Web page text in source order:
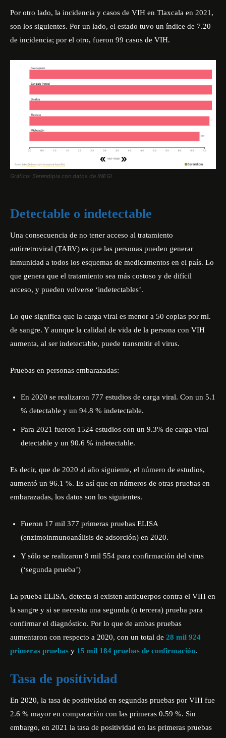
Por otro lado, la incidencia y casos de VIH en Tlaxcala en 2021,
son los siguientes. Por un lado, el estado tuvo un índice de 7.20
de incidencia; por el otro, fueron 99 casos de VIH.
Gráfico: Serendipia con datos de INEGI
Detectable o indetectable
Una consecuencia de no tener acceso al tratamiento
antirretroviral (TARV) es que las personas pueden generar
inmunidad a todos los esquemas de medicamentos en el país. Lo
que genera que el tratamiento sea más costoso y de difícil
acceso, y pueden volverse ‘indetectables’.
Lo que significa que la carga viral es menor a 50 copias por ml.
de sangre. Y aunque la calidad de vida de la persona con VIH
aumenta, al ser indetectable, puede transmitir el virus.
Pruebas en personas embarazadas:
En 2020 se realizaron 777 estudios de carga viral. Con un 5.1
% detectable y un 94.8 % indetectable.
Para 2021 fueron 1524 estudios con un 9.3% de carga viral
detectable y un 90.6 % indetectable.
Es decir, que de 2020 al año siguiente, el número de estudios,
aumentó un 96.1 %. Es así que en números de otras pruebas en
embarazadas, los datos son los siguientes.
Fueron 17 mil 377 primeras pruebas ELISA
(enzimoinmunoanálisis de adsorción) en 2020.
Y sólo se realizaron 9 mil 554 para confirmación del virus
(‘segunda prueba’)
La prueba ELISA, detecta si existen anticuerpos contra el VIH en
la sangre y si se necesita una segunda (o tercera) prueba para
confirmar el diagnóstico. Por lo que de ambas pruebas
aumentaron con respecto a 2020, con un total de 28 mil 924
primeras pruebas y 15 mil 184 pruebas de confirmación.
Tasa de positividad
En 2020, la tasa de positividad en segundas pruebas por VIH fue
2.6 % mayor en comparación con las primeras 0.59 %. Sin
embargo, en 2021 la tasa de positividad en las primeras pruebas